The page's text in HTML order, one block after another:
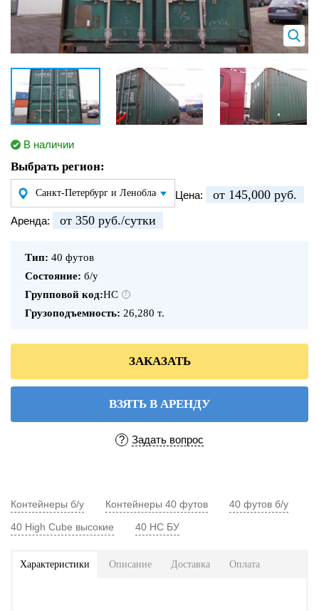
В наличии
Выбрать регион:
Цена: от 145,000 руб.
Аренда: от 350 руб./сутки
Тип: 40 футов
Состояние: б/у
Групповой код:HC ?
Грузоподъемность: 26,280 т.
ЗАКАЗАТЬ
ВЗЯТЬ В АРЕНДУ
? Задать вопрос
Контейнеры б/у Контейнеры 40 футов
40 футов б/у
40 High Cube высокие
40 HC БУ
Характеристики Описание Доставка Оплата